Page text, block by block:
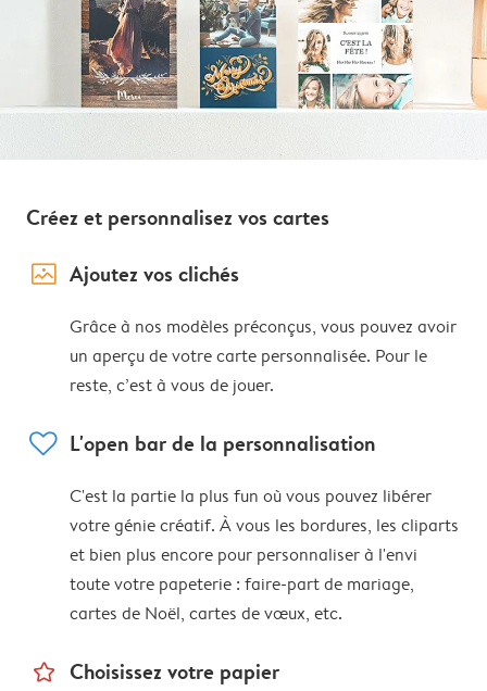
Créez et personnalisez vos cartes
image_placeholder Ajoutez vos clichés
Grâce à nos modèles préconçus, vous pouvez avoir
un aperçu de votre carte personnalisée. Pour le
reste, c’est à vous de jouer.
heart L'open bar de la personnalisation
C'est la partie la plus fun où vous pouvez libérer
votre génie créatif. À vous les bordures, les cliparts
et bien plus encore pour personnaliser à l'envi
toute votre papeterie : faire-part de mariage,
cartes de Noël, cartes de vœux, etc.
star_outline Choisissez votre papier